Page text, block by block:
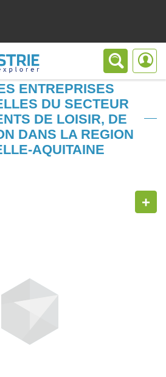
ENTREPRISES
DU SECTEUR
DE LOISIR, DE
DANS LA REGION
AQUITAINE
+